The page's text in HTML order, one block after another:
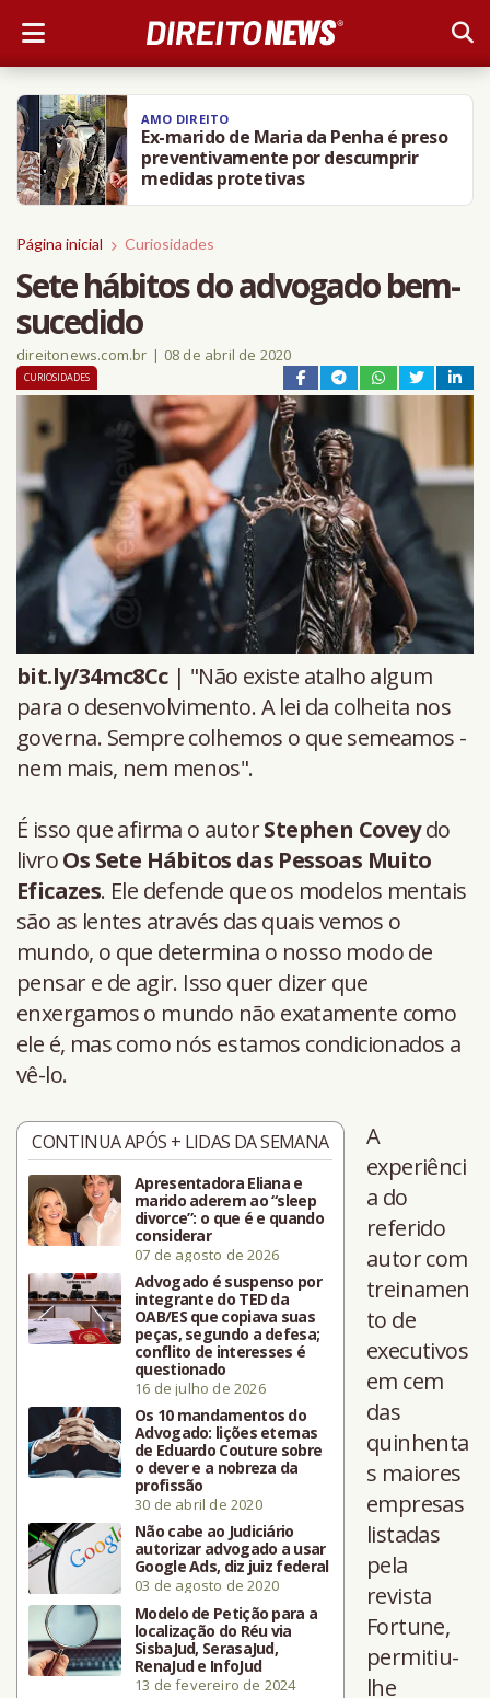
AMO DIREITO
Ex-marido de Maria da Penha é preso
preventivamente por descumprir
medidas protetivas
Página inicial Curiosidades
Sete hábitos do advogado bem-
sucedido
direitonews.com.br | 08 de abril de 2020
CURIOSIDADES
bit.ly/34mc8Cc| "Não existe atalho algum
para o desenvolvimento. A lei da colheita nos
governa. Sempre colhemos o que semeamos -
nem mais, nem menos".
É isso que afirma o autorStephen Coveydo
livroOs Sete Hábitos das Pessoas Muito
Eficazes. Ele defende que os modelos mentais
são as lentes através das quais vemos o
mundo, o que determina o nosso modo de
pensar e de agir. Isso quer dizer que
enxergamos o mundo não exatamente como
ele é, mas como nós estamos condicionados a
vê-lo.
CONTINUA APÓS + LIDAS DA SEMANA
Apresentadora Eliana e
marido aderem ao “sleep
divorce”: o que é e quando
considerar
07 de agosto de 2026
Advogado é suspenso por
integrante do TED da
OAB/ES que copiava suas
peças, segundo a defesa;
conflito de interesses é
questionado
16 de julho de 2026
Os 10 mandamentos do
Advogado: lições eternas
de Eduardo Couture sobre
o dever e a nobreza da
profissão
30 de abril de 2020
Não cabe ao Judiciário
autorizar advogado a usar
Google Ads, diz juiz federal
03 de agosto de 2020
Modelo de Petição para a
localização do Réu via
SisbaJud, SerasaJud,
RenaJud e InfoJud
13 de fevereiro de 2024
A
experiênci
a do
referido
autor com
treinamen
to de
executivos
em cem
das
quinhenta
s maiores
empresas
listadas
pela
revista
Fortune,
permitiu-
lhe